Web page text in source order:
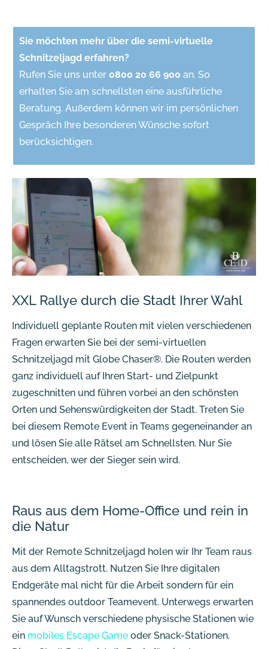
Sie möchten mehr über die semi-virtuelle
Schnitzeljagd erfahren?
Rufen Sie uns unter 0800 20 66 900 an. So
erhalten Sie am schnellsten eine ausführliche
Beratung. Außerdem können wir im persönlichen
Gespräch Ihre besonderen Wünsche sofort
berücksichtigen.
XXL Rallye durch die Stadt Ihrer Wahl
Individuell geplante Routen mit vielen verschiedenen
Fragen erwarten Sie bei der semi-virtuellen
Schnitzeljagd mit Globe Chaser®. Die Routen werden
ganz individuell auf Ihren Start- und Zielpunkt
zugeschnitten und führen vorbei an den schönsten
Orten und Sehenswürdigkeiten der Stadt. Treten Sie
bei diesem Remote Event in Teams gegeneinander an
und lösen Sie alle Rätsel am Schnellsten. Nur Sie
entscheiden, wer der Sieger sein wird.
Raus aus dem Home-Office und rein in
die Natur
Mit der Remote Schnitzeljagd holen wir Ihr Team raus
aus dem Alltagstrott. Nutzen Sie Ihre digitalen
Endgeräte mal nicht für die Arbeit sondern für ein
spannendes outdoor Teamevent. Unterwegs erwarten
Sie auf Wunsch verschiedene physische Stationen wie
ein mobiles Escape Game oder Snack-Stationen.